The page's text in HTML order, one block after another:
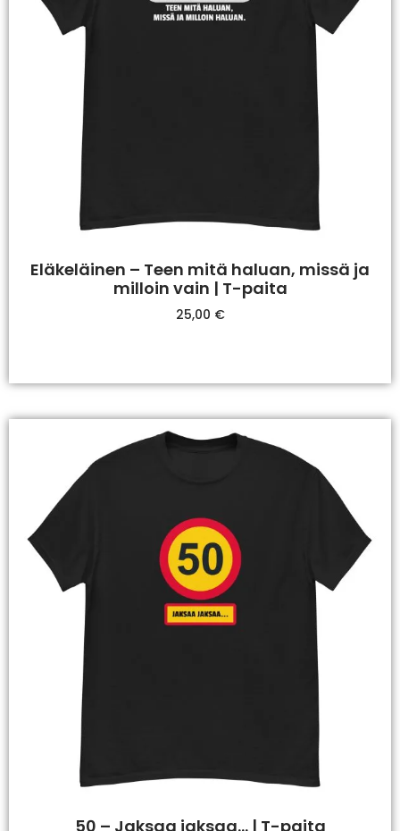
Eläkeläinen – Teen mitä haluan, missä ja
milloin vain | T-paita
25,00 €
50 – Jaksaa jaksaa… | T-paita